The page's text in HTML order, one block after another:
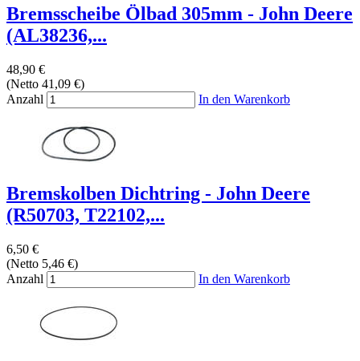
Bremsscheibe Ölbad 305mm - John Deere
(AL38236,...
48,90 €
(Netto 41,09 €)
Anzahl
In den Warenkorb
Bremskolben Dichtring - John Deere
(R50703, T22102,...
6,50 €
(Netto 5,46 €)
Anzahl
In den Warenkorb